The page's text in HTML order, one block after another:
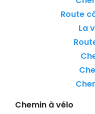
Route
La
Chemin à vélo